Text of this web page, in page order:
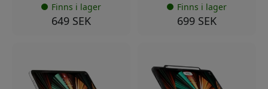
Finns i lager
649 SEK
Finns i lager
699 SEK